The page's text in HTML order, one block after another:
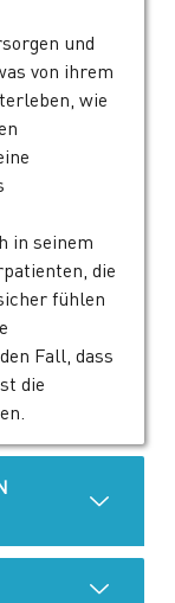
und
von ihrem
wie
in seinem
die
fühlen
Fall, dass
die